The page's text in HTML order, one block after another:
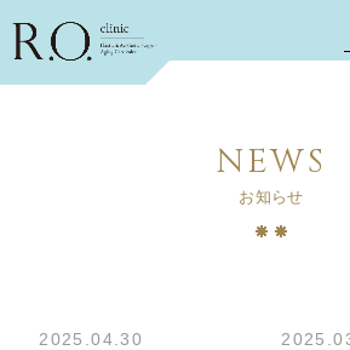
NEWS
お知らせ
2025.04.30